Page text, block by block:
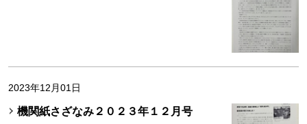
2023年12月01日
機関紙さざなみ２０２３年１２月号